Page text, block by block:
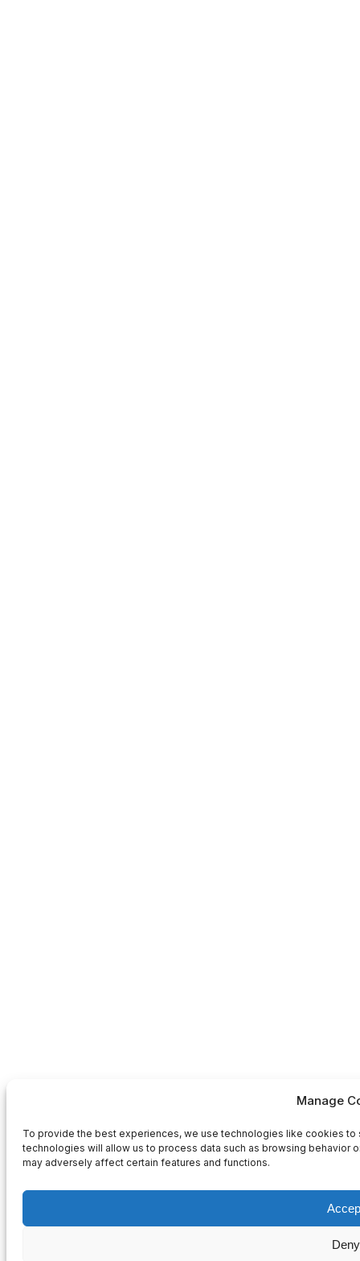
Manage
To provide the best experiences, we use technologies like cookies
technologies will allow us to process data such as browsing behavior
may adversely affect certain features and functions.
Deny